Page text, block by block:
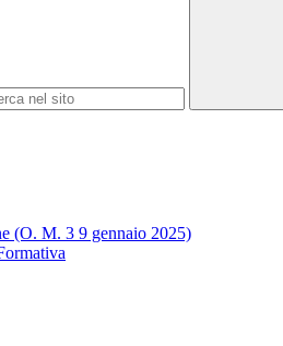
(O. M. 3 9 gennaio 2025)